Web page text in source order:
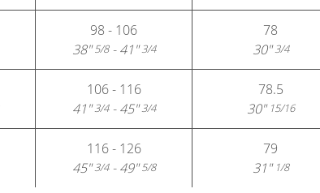
98 - 106
38"5/8- 41"3/4
78
30"3/4
106 - 116
41"3/4- 45"3/4
78.5
30"15/16
116 - 126
45"3/4- 49"5/8
79
31"1/8